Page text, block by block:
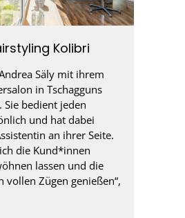
Kolibri
Säly mit ihrem
in Tschagguns
Sie bedient jeden
und hat dabei
an ihrer Seite.
die Kund*innen
lassen und die
vollen Zügen genießen“,